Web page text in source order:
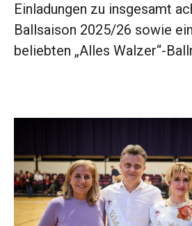
Einladungen zu insgesamt
Ballsaison 2025/26 sowie
beliebten „Alles Walzer“-